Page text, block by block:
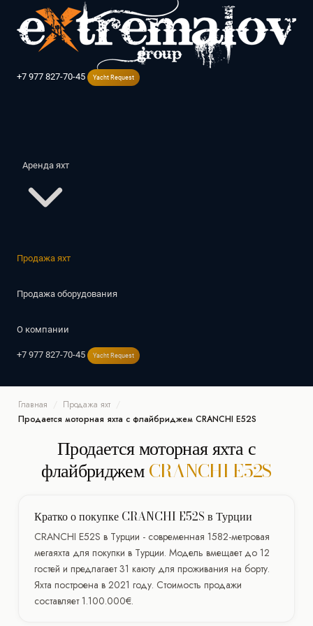
+7 977 827-70-45 Yacht Request
Аренда яхт
Европа
Ибица
Майорка
Италия
Хорватия
Сейшелы
Санкт-Петербург Сочи
Продажа яхт
Продажа оборудования
О компании
+7 977 827-70-45 Yacht Request
Главная Продажа яхт
Продается моторная яхта с флайбриджем CRANCHI E52S
Продается моторная яхта с
флайбриджемCRANCHI E52S
Кратко о покупке CRANCHI E52S в Турции
CRANCHI E52S в Турции - современная 1582-метровая
мегаяхта для покупки в Турции. Модель вмещает до 12
гостей и предлагает 31 каюту для проживания на борту.
Яхта построена в 2021 году. Стоимость продажи
составляет 1.100.000€.